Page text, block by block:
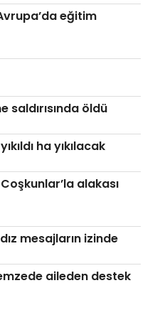
eğitim
saldırısında öldü
ha yıkılacak
alakası
mesajların izinde
aileden destek